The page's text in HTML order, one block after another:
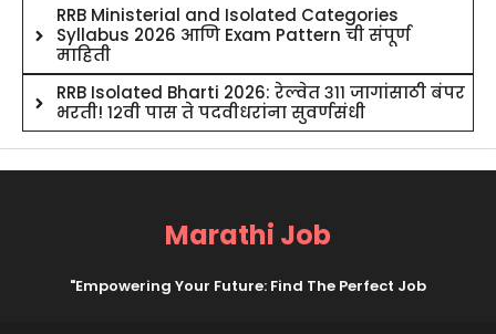
RRB Ministerial and Isolated Categories
Syllabus 2026 आणि Exam Pattern ची संपूर्ण
माहिती
RRB Isolated Bharti 2026: रेल्वेत ३११ जागांसाठी बंपर
भरती! १२वी पास ते पदवीधरांना सुवर्णसंधी
Marathi Job
"Empowering Your Future: Find The Perfect Job